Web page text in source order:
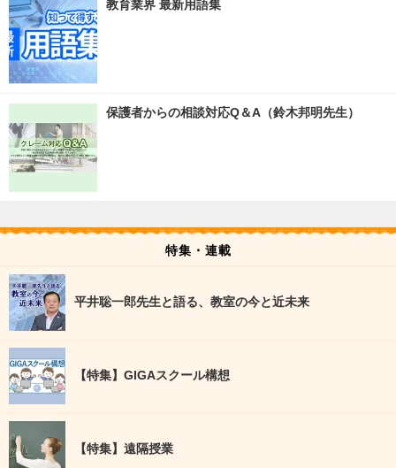
教育業界 最新用語集
保護者からの相談対応Q＆A（鈴木邦明先生）
特集・連載
平井聡一郎先生と語る、教室の今と近未来
【特集】GIGAスクール構想
【特集】遠隔授業